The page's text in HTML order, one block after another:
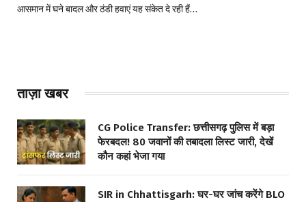
आसमान में घने बादल और ठंडी हवाएं यह संकेत दे रही हैं…
ताज़ा खबर
CG Police Transfer: छत्तीसगढ़ पुलिस में बड़ा
फेरबदल! 80 जवानों की तबादला लिस्ट जारी, देखें
कौन कहां भेजा गया
SIR in Chhattisgarh: घर-घर जांच करेंगे BLO